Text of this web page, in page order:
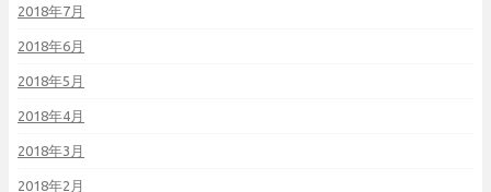
2018年7月
2018年6月
2018年5月
2018年4月
2018年3月
2018年2月